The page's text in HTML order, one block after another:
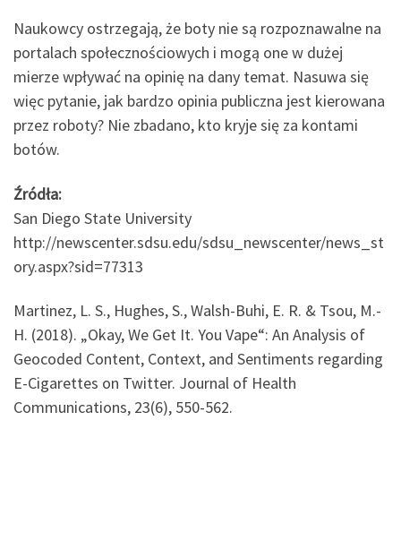
Naukowcy ostrzegają, że boty nie są rozpoznawalne na
portalach społecznościowych i mogą one w dużej
mierze wpływać na opinię na dany temat. Nasuwa się
więc pytanie, jak bardzo opinia publiczna jest kierowana
przez roboty? Nie zbadano, kto kryje się za kontami
botów.
Źródła:
San Diego State University
http://newscenter.sdsu.edu/sdsu_newscenter/news_st
ory.aspx?sid=77313
Martinez, L. S., Hughes, S., Walsh-Buhi, E. R. & Tsou, M.-
H. (2018). „Okay, We Get It. You Vape“: An Analysis of
Geocoded Content, Context, and Sentiments regarding
E-Cigarettes on Twitter. Journal of Health
Communications, 23(6), 550-562.